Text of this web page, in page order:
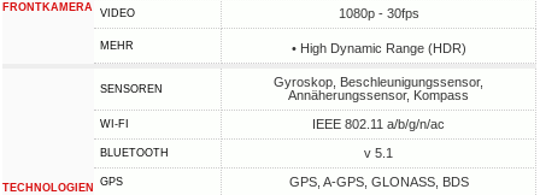
FRONTKAMERA VIDEO 1080p - 30fps
MEHR • High Dynamic Range (HDR)
TECHNOLOGIEN
SENSOREN
Gyroskop, Beschleunigungssensor,
Annäherungssensor, Kompass
WI-FI IEEE 802.11 a/b/g/n/ac
BLUETOOTH v 5.1
GPS GPS, A-GPS, GLONASS, BDS